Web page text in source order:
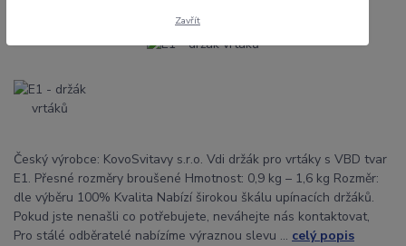
Český výrobce: KovoSvitavy s.r.o. Vdi držák pro vrtáky s VBD tvar
E1. Přesné rozměry broušené Hmotnost: 0,9 kg – 1,6 kg Rozměr:
dle výběru 100% Kvalita Nabízí širokou škálu upínacích držáků.
Pokud jste nenašli co potřebujete, neváhejte nás kontaktovat,
Pro stálé odběratelé nabízíme výraznou slevu ... celý popis
Zavřít